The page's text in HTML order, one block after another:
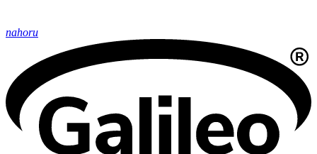
nahoru